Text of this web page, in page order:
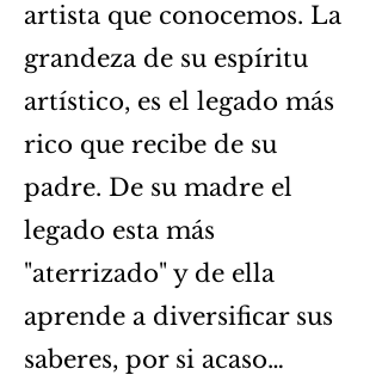
artista que conocemos. La
grandeza de su espíritu
artístico, es el legado más
rico que recibe de su
padre. De su madre el
legado esta más
"aterrizado" y de ella
aprende a diversificar sus
saberes, por si acaso…